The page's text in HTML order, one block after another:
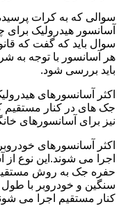
سوالی که به کرات
آسانسور هیدرولیک
سوال باید که گفت که
هر آسانسور با توجه
باید بررسی شود.
اکثر آسانسورهای
جک های در کنار مستقیم
نیز برای آسانسورهای
اکثر آسانسورهای
اجرا می شوند.این نوع
حفره جک به روش
سنگین و خودروبر با
کنار مستقیم اجرا می